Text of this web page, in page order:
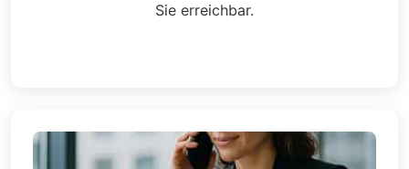
Sie erreichbar.